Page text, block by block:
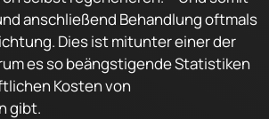
anschließend Behandlung oftmals
Dies ist mitunter einer der
es so beängstigende Statistiken
Kosten von
gibt.